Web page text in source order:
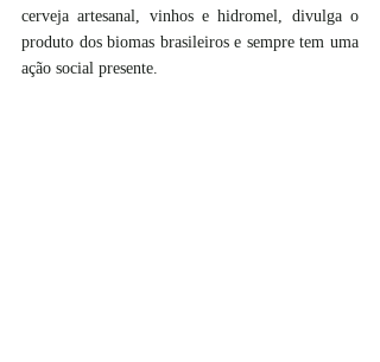
cerveja artesanal, vinhos e hidromel, divulga o
produto dos biomas brasileiros e sempre tem uma
ação social presente.